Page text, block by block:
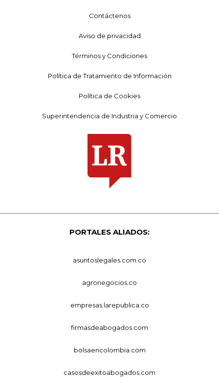
Contáctenos
Aviso de privacidad
Términos y Condiciones
Política de Tratamiento de Información
Política de Cookies
Superintendencia de Industria y Comercio
PORTALES ALIADOS:
asuntoslegales.com.co
agronegocios.co
empresas.larepublica.co
firmasdeabogados.com
bolsaencolombia.com
casosdeexitoabogados.com